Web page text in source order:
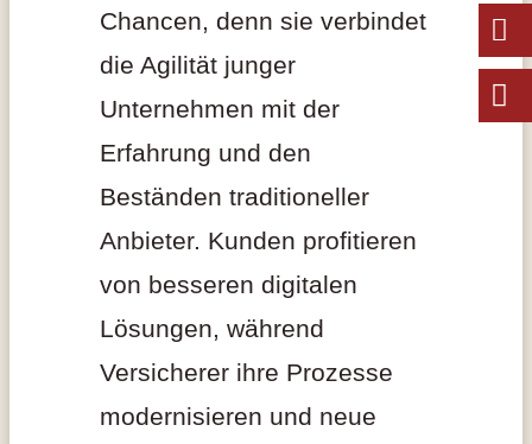
Chancen, denn sie verbindet
die Agilität junger
Unternehmen mit der
Erfahrung und den
Beständen traditioneller
Anbieter. Kunden profitieren
von besseren digitalen
Lösungen, während
Versicherer ihre Prozesse
modernisieren und neue